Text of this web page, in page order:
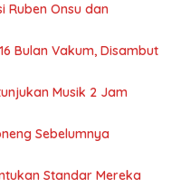
Ruben Onsu dan
Bulan Vakum, Disambut
Musik 2 Jam
Sebelumnya
Standar Mereka